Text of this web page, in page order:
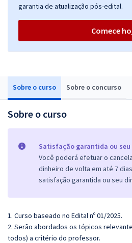
Sobre o curso Sobre o concurso
Sobre o curso
Satisfação garantida ou
Você poderá efetuar o
dinheiro de volta em até 7
satisfação garantida ou seu
1. Curso baseado no Edital nº 01/2025.
2. Serão abordados os tópicos
todos) a critério do professor.
garantia de atualização pós-edital.
Comece